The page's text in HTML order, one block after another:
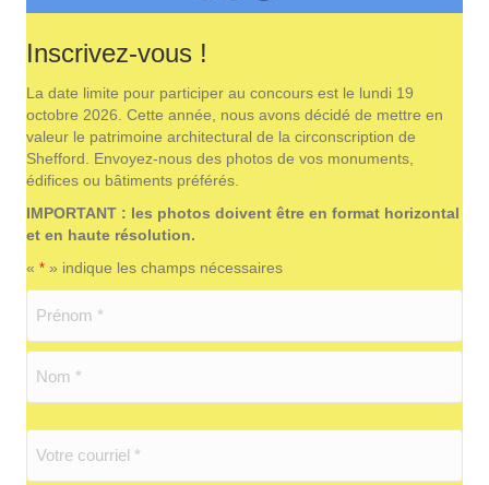
Inscrivez-vous !
La date limite pour participer au concours est le lundi 19
octobre 2026. Cette année, nous avons décidé de mettre en
valeur le patrimoine architectural de la circonscription de
Shefford. Envoyez-nous des photos de vos monuments,
édifices ou bâtiments préférés.
IMPORTANT : les photos doivent être en format horizontal
et en haute résolution.
« * » indique les champs nécessaires
Prénom
courriel